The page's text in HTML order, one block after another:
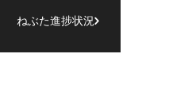
ねぶた進捗状況